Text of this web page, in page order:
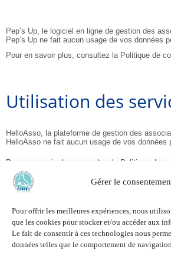
Gérer le
Pour offrir les meilleures expériences, nous
que les cookies pour stocker et/ou accéder aux
Le fait de consentir à ces technologies nous
données telles que le comportement de
Pep’s Up, le logiciel en ligne de gestion des
Pep’s Up ne fait aucun usage de vos
Pour en savoir plus, consultez la Politique de
Utilisation des
HelloAsso, la plateforme de gestion des
HelloAsso ne fait aucun usage de vos
Pour en savoir plus, consultez la Politique de
Tarifs et Inscription
Compétitions et
Actualités et
Photos – Vidéos